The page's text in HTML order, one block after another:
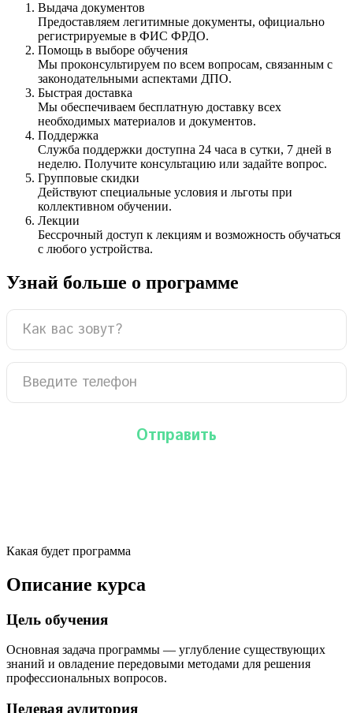
Выдача документов
Предоставляем легитимные документы, официально
регистрируемые в ФИС ФРДО.
Помощь в выборе обучения
Мы проконсультируем по всем вопросам, связанным с
законодательными аспектами ДПО.
Быстрая доставка
Мы обеспечиваем бесплатную доставку всех
необходимых материалов и документов.
Поддержка
Служба поддержки доступна 24 часа в сутки, 7 дней в
неделю. Получите консультацию или задайте вопрос.
Групповые скидки
Действуют специальные условия и льготы при
коллективном обучении.
Лекции
Бессрочный доступ к лекциям и возможность обучаться
с любого устройства.
Узнай больше о программе
Какая будет программа
Описание курса
Цель обучения
Основная задача программы — углубление существующих
знаний и овладение передовыми методами для решения
профессиональных вопросов.
Целевая аудитория